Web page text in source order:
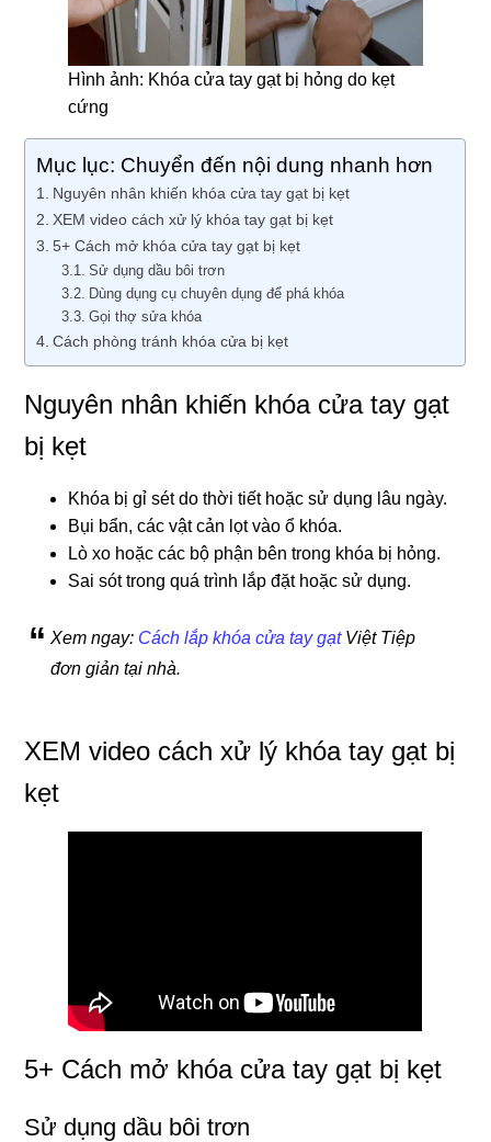
Hình ảnh: Khóa cửa tay gạt bị hỏng do kẹt
cứng
Mục lục: Chuyển đến nội dung nhanh hơn
Nguyên nhân khiến khóa cửa tay gạt bị kẹt
XEM video cách xử lý khóa tay gạt bị kẹt
5+ Cách mở khóa cửa tay gạt bị kẹt
Sử dụng dầu bôi trơn
Dùng dụng cụ chuyên dụng để phá khóa
Gọi thợ sửa khóa
Cách phòng tránh khóa cửa bị kẹt
Nguyên nhân khiến khóa cửa tay gạt
bị kẹt
Khóa bị gỉ sét do thời tiết hoặc sử dụng lâu ngày.
Bụi bẩn, các vật cản lọt vào ổ khóa.
Lò xo hoặc các bộ phận bên trong khóa bị hỏng.
Sai sót trong quá trình lắp đặt hoặc sử dụng.
Xem ngay: Cách lắp khóa cửa tay gạtViệt Tiệp
đơn giản tại nhà.
XEM video cách xử lý khóa tay gạt bị
kẹt
5+ Cách mở khóa cửa tay gạt bị kẹt
Sử dụng dầu bôi trơn